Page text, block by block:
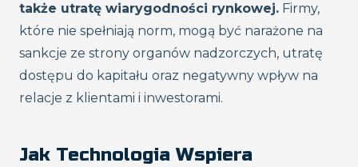
także utratę wiarygodności rynkowej. Firmy,
które nie spełniają norm, mogą być narażone na
sankcje ze strony organów nadzorczych, utratę
dostępu do kapitału oraz negatywny wpływ na
relacje z klientami i inwestorami.
Jak Technologia Wspiera